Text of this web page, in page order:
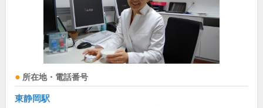
所在地・電話番号
東静岡駅